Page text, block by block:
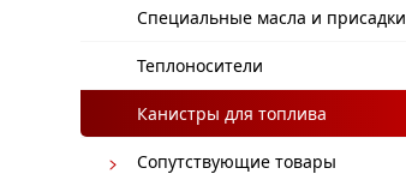
Специальные масла и присадки
Теплоносители
Канистры для топлива
Сопутствующие товары